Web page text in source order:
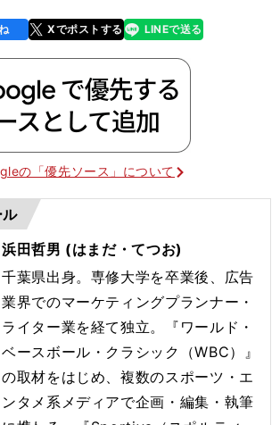
Xでポストする
line LINEで送る
の「優先ソース」について
浜田哲男 (はまだ・てつお)
千葉県出身。専修大学を卒業後、広告
業界でのマーケティングプランナー・
ライター業を経て独立。『ワールド・
ベースボール・クラシック（WBC）』
の取材をはじめ、複数のスポーツ・エ
ンタメ系メディアで企画・編集・執筆